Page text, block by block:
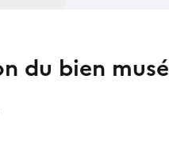
du bien